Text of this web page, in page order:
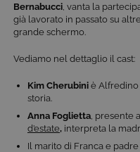
Bernabucci , vanta la
già lavorato in passato su
grande schermo.
Vediamo nel dettaglio il cast:
Kim Cherubini è Alfredino
storia.
Anna Foglietta , presente
d’estate, interpreta la
Il marito di Franca e